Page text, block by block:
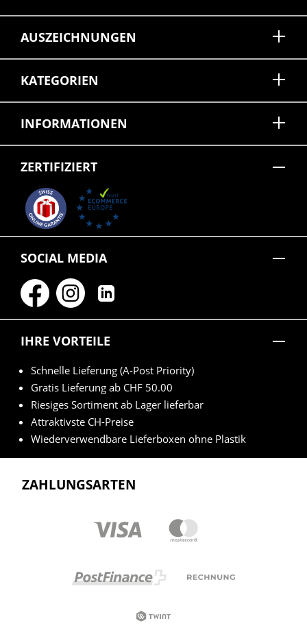
AUSZEICHNUNGEN
KATEGORIEN
INFORMATIONEN
ZERTIFIZIERT
SOCIAL MEDIA
IHRE VORTEILE
Schnelle Lieferung (A-Post Priority)
Gratis Lieferung ab CHF 50.00
Riesiges Sortiment ab Lager lieferbar
Attraktivste CH-Preise
Wiederverwendbare Lieferboxen ohne Plastik
ZAHLUNGSARTEN